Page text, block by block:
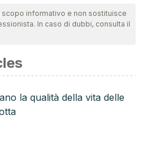
l'affidabilità, l'attualità e la
articolo è stata considerata
(n.d.). Retrieved from
Torre, C., Zarco Rodríguez, J.,
A., Dra Marta Cuervo Zapatel
informativo e non sostituisce
In caso di dubbi, consulta il